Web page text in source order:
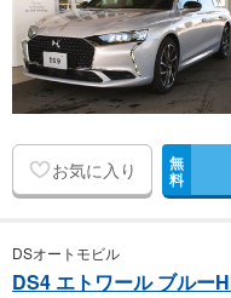
お気に入り 無
料
DSオートモビル
DS4 エトワール ブルー